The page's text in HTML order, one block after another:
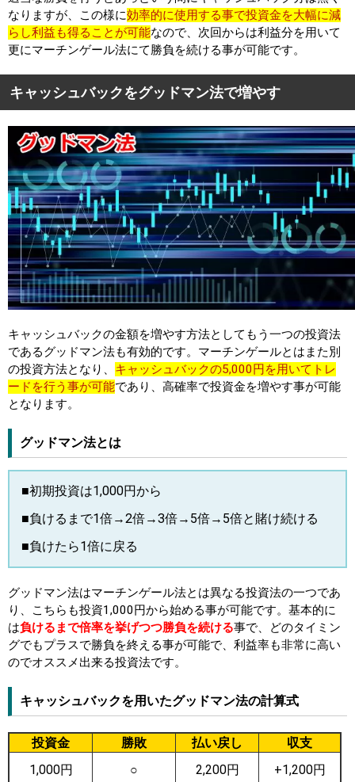
なりますが、この様に効率的に使用する事で投資金を大幅に減
らし利益も得ることが可能なので、次回からは利益分を用いて
更にマーチンゲール法にて勝負を続ける事が可能です。
キャッシュバックをグッドマン法で増やす
キャッシュバックの金額を増やす方法としてもう一つの投資法
であるグッドマン法も有効的です。マーチンゲールとはまた別
の投資方法となり、 キャッシュバックの5,000円を用いてトレ
ードを行う事が可能であり、高確率で投資金を増やす事が可能
となります。
グッドマン法とは
■初期投資は1,000円から
■負けるまで1倍→2倍→3倍→5倍→5倍と賭け続ける
■負けたら1倍に戻る
グッドマン法はマーチンゲール法とは異なる投資法の一つであ
り、こちらも投資1,000円から始める事が可能です。基本的に
は負けるまで倍率を挙げつつ勝負を続ける事で、どのタイミン
グでもプラスで勝負を終える事が可能で、利益率も非常に高い
のでオススメ出来る投資法です。
キャッシュバックを用いたグッドマン法の計算式
投資金 勝敗 払い戻し
収支
1,000円
○ 2,200円 +1,200円